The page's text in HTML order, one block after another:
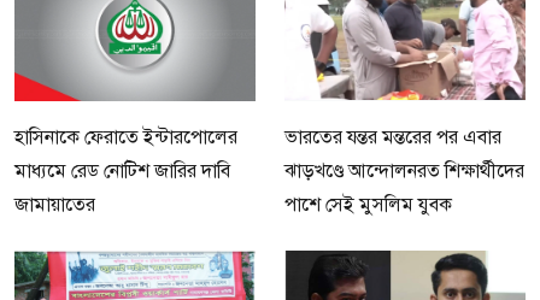
হাসিনাকে ফেরাতে ইন্টারপোলের
মাধ্যমে রেড নোটিশ জারির দাবি
জামায়াতের
ভারতের যন্তর মন্তরের পর এবার
ঝাড়খণ্ডে আন্দোলনরত শিক্ষার্থীদের
পাশে সেই মুসলিম যুবক